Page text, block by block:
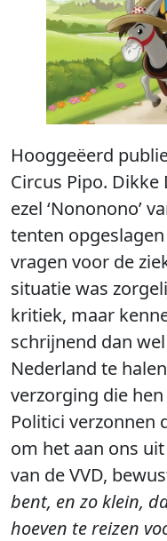
Hooggeëerd
Circus Pipo.
ezel ‘Nononono’
tenten
vragen voor de
situatie was
kritiek, maar
schrijnend dan
Nederland te
verzorging die
Politici verzonnen
om het aan ons
van de VVD,
bent, en zo klein,
hoeven te reizen